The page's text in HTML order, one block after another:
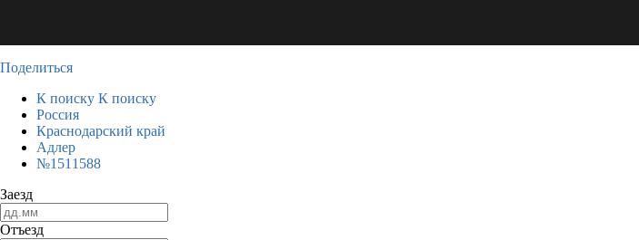
Поделиться
К поиску К поиску
Россия
Краснодарский край
Адлер
№1511588
Заезд
Отъезд